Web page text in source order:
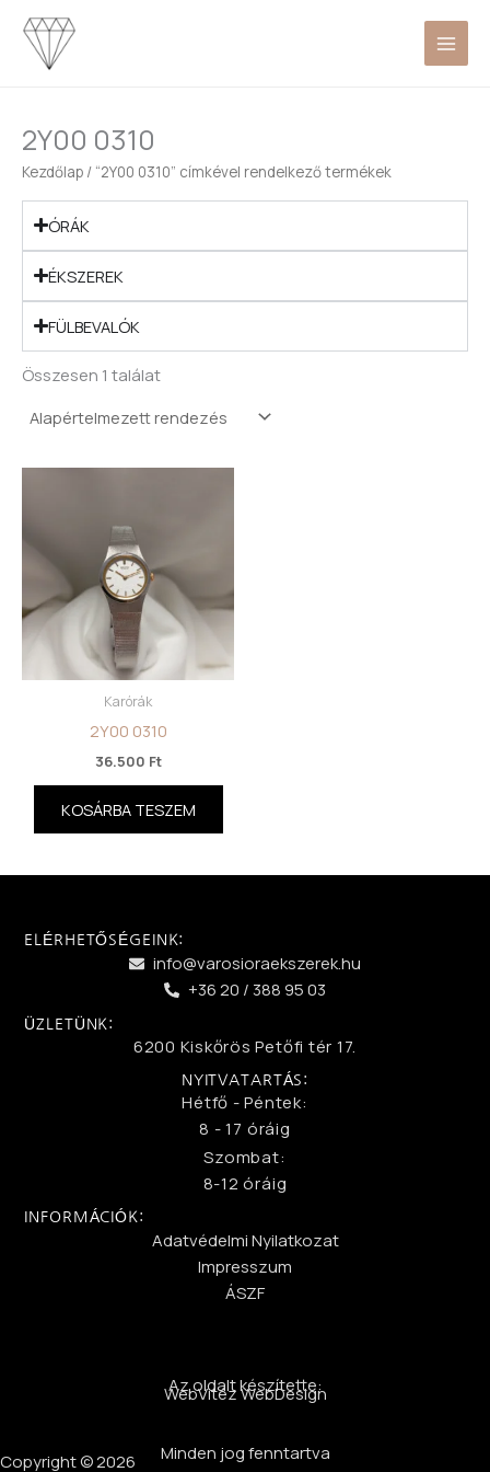
Skip
content
2Y00 0310
Kezdőlap / “2Y00 0310” címkével rendelkező termékek
ÓRÁK
ÉKSZEREK
FÜLBEVALÓK
Összesen 1 találat
Karórák
2Y00 0310
36.500 Ft
KOSÁRBA TESZEM
ELÉRHETŐSÉGEINK:
info@varosioraekszerek.hu
+36 20 / 388 95 03
ÜZLETÜNK:
6200 Kiskőrös Petőfi tér 17.
NYITVATARTÁS:
Hétfő - Péntek:
8 - 17 óráig
Szombat:
8-12 óráig
INFORMÁCIÓK:
Adatvédelmi Nyilatkozat
Impresszum
ÁSZF
Az oldalt készítette:
WebVitéz WebDesign
Minden jog fenntartva
Copyright © 2026